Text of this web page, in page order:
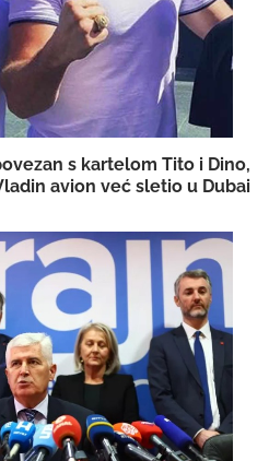
s kartelom Tito i Dino,
avion već sletio u Dubai